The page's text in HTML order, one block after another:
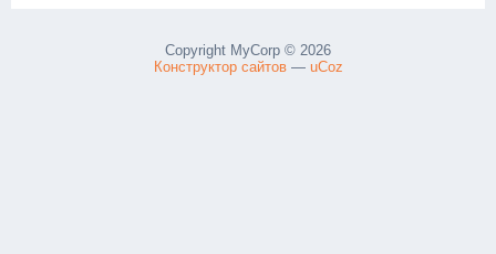
Copyright MyCorp © 2026
Конструктор сайтов— uCoz